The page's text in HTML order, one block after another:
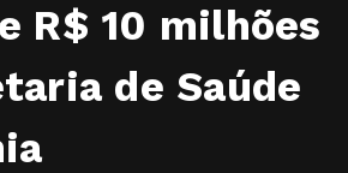
R$ 10 milhões
de Saúde